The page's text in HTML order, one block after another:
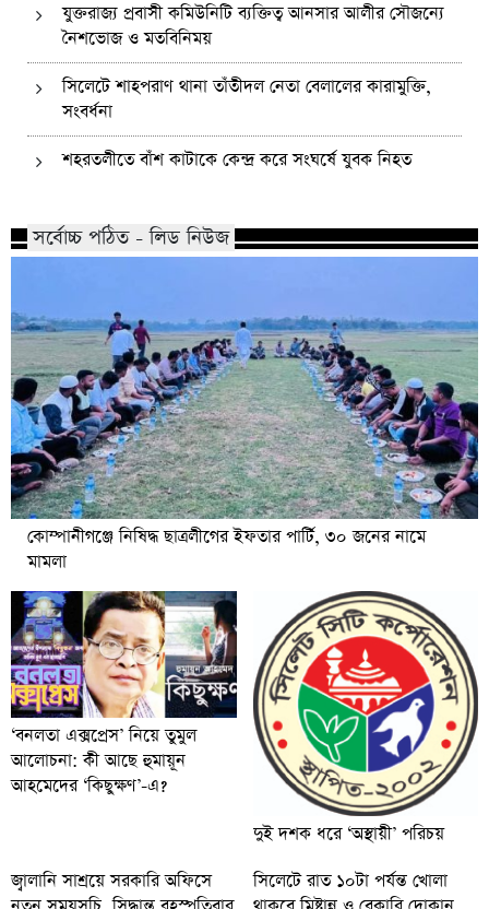
যুক্তরাজ্য প্রবাসী কমিউনিটি ব্যক্তিত্ব আনসার আলীর সৌজন্যে
নৈশভোজ ও মতবিনিময়
সিলেটে শাহপরাণ থানা তাঁতীদল নেতা বেলালের কারামুক্তি,
সংবর্ধনা
শহরতলীতে বাঁশ কাটাকে কেন্দ্র করে সংঘর্ষে যুবক নিহত
সর্বোচ্চ পঠিত - লিড নিউজ
কোম্পানীগঞ্জে নিষিদ্ধ ছাত্রলীগের ইফতার পার্টি, ৩০ জনের নামে
মামলা
‘বনলতা এক্সপ্রেস’ নিয়ে তুমুল
আলোচনা: কী আছে হুমায়ূন
আহমেদের ‘কিছুক্ষণ’-এ?
দুই দশক ধরে ‘অস্থায়ী’ পরিচয়
জ্বালানি সাশ্রয়ে সরকারি অফিসে
সিলেটে রাত ১০টা পর্যন্ত খোলা